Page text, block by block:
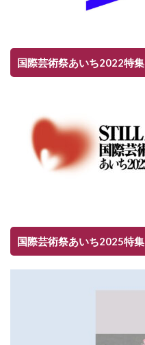
国際芸術祭あいち2022特集
国際芸術祭あいち2025特集